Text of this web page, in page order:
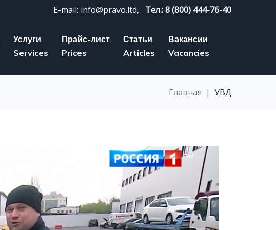
E-mail: info@pravo.ltd, Тел.: 8 (800) 444-76-40
Услуги
Services
Прайс-лист
Prices
Статьи
Articles
Вакансии
Vacancies
Главная | УВД